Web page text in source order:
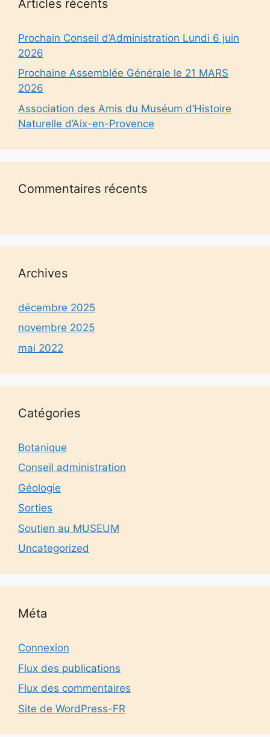
Articles récents
Prochain Conseil d’Administration Lundi 6 juin
2026
Prochaine Assemblée Générale le 21 MARS
2026
Association des Amis du Muséum d’Histoire
Naturelle d’Aix-en-Provence
Commentaires récents
Archives
décembre 2025
novembre 2025
mai 2022
Catégories
Botanique
Conseil administration
Géologie
Sorties
Soutien au MUSEUM
Uncategorized
Méta
Connexion
Flux des publications
Flux des commentaires
Site de WordPress-FR